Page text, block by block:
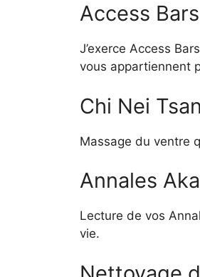
Access Bars
J’exerce Access
vous appartiennent
Chi Nei
Massage du ventre
Annales
Lecture de vos
vie.